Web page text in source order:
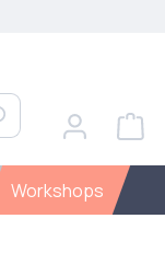
Workshops